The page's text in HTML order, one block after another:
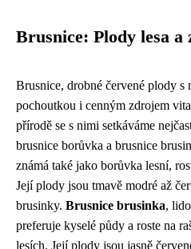
Brusnice: Plody lesa a
Brusnice, drobné červené plody
pochoutkou i cenným zdrojem
přírodě se s nimi setkáváme
brusnice borůvka a brusnice
známá také jako borůvka lesní,
Její plody jsou tmavě modré až
brusinky. Brusnice brusinka,
preferuje kyselé půdy a roste na
lesích. Její plody jsou jasně